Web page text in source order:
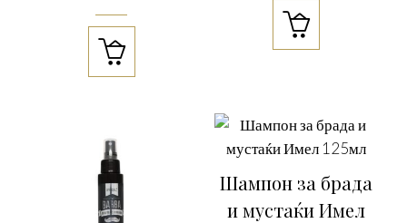


Шампон за брада
и мустаќи Имел